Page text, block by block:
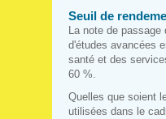
Seuil de
La note de
d'études avancées
santé et des
60 %.
Quelles que soient
utilisées dans le